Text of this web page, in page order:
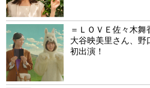
＝ＬＯＶＥ佐々木舞
大谷映美里さん、野
初出演！